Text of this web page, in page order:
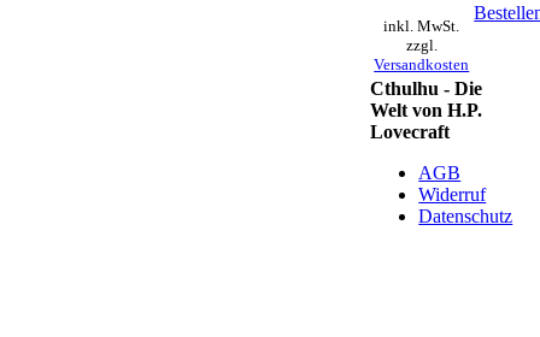
inkl. MwSt.
zzgl.
Versandkosten
Cthulhu - Die
Welt von H.P.
Lovecraft
AGB
Widerruf
Datenschutz